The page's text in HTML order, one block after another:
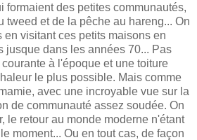
formaient des petites communautés,
tweed et de la pêche au hareng... On
en visitant ces petits maisons en
jusque dans les années 70... Pas
à l'époque et une toiture
le plus possible. Mais comme
avec une incroyable vue sur la
de communauté assez soudée. On
le retour au monde moderne n'étant
moment... Ou en tout cas, de façon